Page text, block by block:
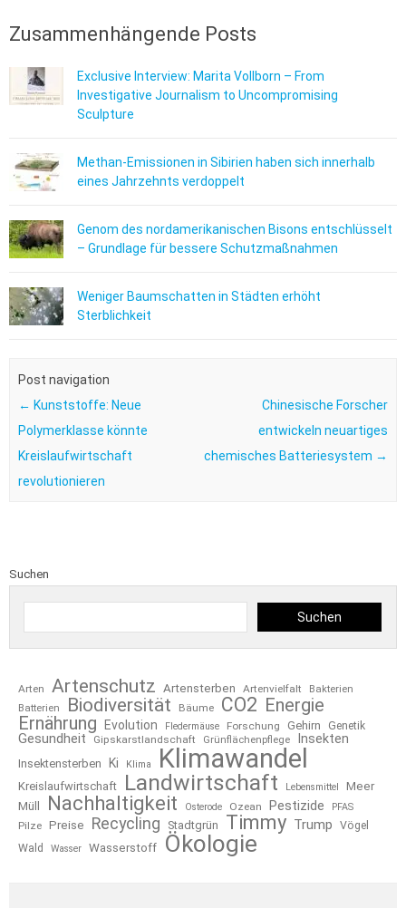
Zusammenhängende Posts
Exclusive Interview: Marita Vollborn – From
Investigative Journalism to Uncompromising
Sculpture
Methan-Emissionen in Sibirien haben sich innerhalb
eines Jahrzehnts verdoppelt
Genom des nordamerikanischen Bisons entschlüsselt
– Grundlage für bessere Schutzmaßnahmen
Weniger Baumschatten in Städten erhöht
Sterblichkeit
Post navigation
← Kunststoffe: Neue
Polymerklasse könnte
Kreislaufwirtschaft
revolutionieren
Chinesische Forscher
entwickeln neuartiges
chemisches Batteriesystem →
Suchen
Suchen
Arten Artenschutz Artensterben Artenvielfalt
Bakterien
Batterien
Biodiversität Bäume CO2 Energie
Ernährung
Evolution Fledermäuse Forschung Gehirn Genetik
Gesundheit Gipskarstlandschaft Grünflächenpflege Insekten
Insektensterben Ki Klima Klimawandel
Kreislaufwirtschaft Landwirtschaft Lebensmittel
Meer
Müll
Nachhaltigkeit Osterode Ozean Pestizide PFAS
Pilze Preise Recycling Stadtgrün Timmy Trump
Vögel
Wald
Wasser Wasserstoff Ökologie